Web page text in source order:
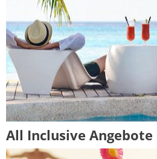
All Inclusive Angebote